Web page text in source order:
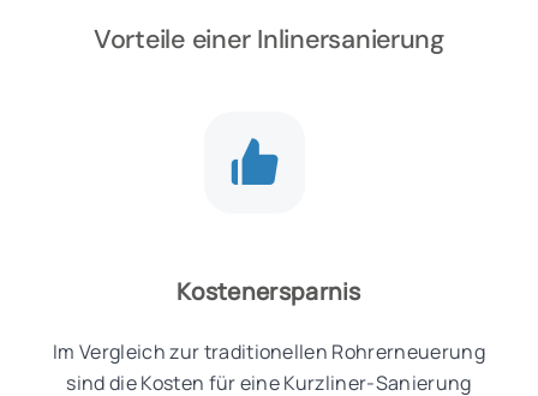
Vorteile einer Inlinersanierung
Kostenersparnis
Im Vergleich zur traditionellen Rohrerneuerung
sind die Kosten für eine Kurzliner-Sanierung